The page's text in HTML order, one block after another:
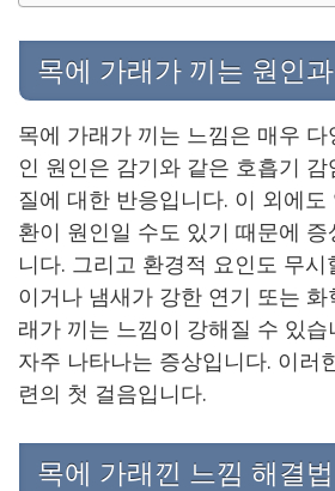
목에 가래가 끼는 원인
목에 가래가 끼는 느낌은 매우
인 원인은 감기와 같은 호흡기
질에 대한 반응입니다. 이 외에
환이 원인일 수도 있기 때문에
니다. 그리고 환경적 요인도 무
이거나 냄새가 강한 연기 또는
래가 끼는 느낌이 강해질 수 있
자주 나타나는 증상입니다. 이러
련의 첫 걸음입니다.
목에 가래낀 느낌 해결